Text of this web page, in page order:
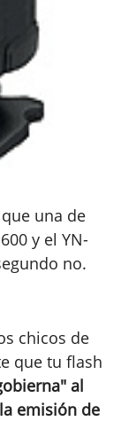
una de
y el YN-
no.
chicos de
que tu flash
al
emisión de